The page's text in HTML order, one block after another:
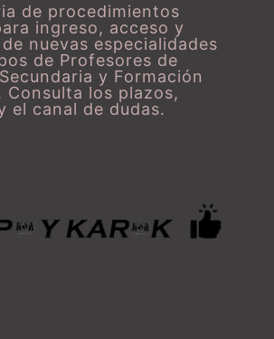
de procedimientos
ingreso, acceso y
nuevas especialidades
de Profesores de
y Formación
Consulta los plazos,
el canal de dudas.